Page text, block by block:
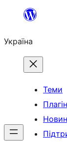
Перейти
вмісту
Україна
Теми